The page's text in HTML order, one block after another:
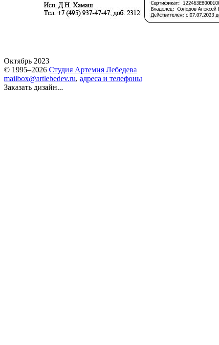
Октябрь 2023
© 1995–2026 Студия Артемия Лебедева
mailbox@artlebedev.ru, адреса и телефоны
Заказать дизайн...